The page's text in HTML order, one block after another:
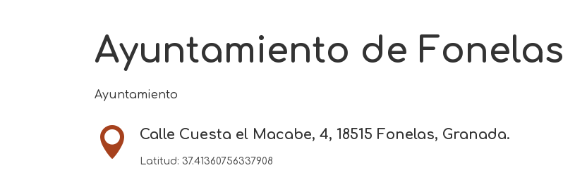
Ayuntamiento de Fonelas
Ayuntamiento
 Calle Cuesta el Macabe, 4, 18515 Fonelas, Granada.
Latitud: 37.41360756337908